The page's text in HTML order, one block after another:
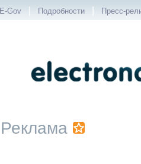
E-Gov | Подробности | Пресс-
Реклама